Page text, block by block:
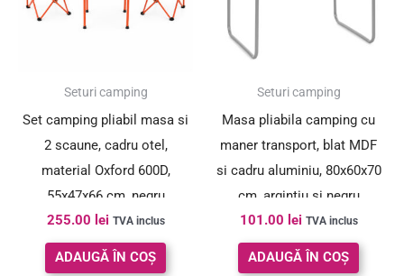
Seturi camping
Set camping pliabil masa si
2 scaune, cadru otel,
material Oxford 600D,
55x47x66 cm, negru
255.00 lei TVA inclus
ADAUGĂ ÎN COȘ
Seturi camping
Masa pliabila camping cu
maner transport, blat MDF
si cadru aluminiu, 80x60x70
cm, argintiu si negru
101.00 lei TVA inclus
ADAUGĂ ÎN COȘ